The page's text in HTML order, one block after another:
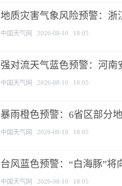
地质灾害气象风险预警：浙
中国天气网 2026-08-10 18:05
强对流天气蓝色预警：河南
中国天气网 2026-08-10 18:05
暴雨橙色预警：6省区部分
中国天气网 2026-08-10 18:05
台风蓝色预警：“白海豚”
中国天气网 2026-08-10 18:05